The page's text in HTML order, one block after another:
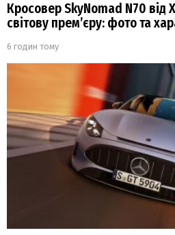
Кросовер SkyNomad N70 від
світову прем’єру: фото та
6 годин тому